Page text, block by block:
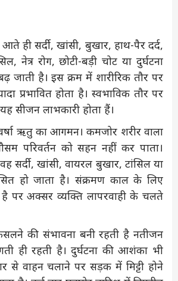
ही सर्दी, खांसी, बुखार, हाथ-पैर दर्द,
नेत्र रोग, छोटी-बड़ी चोट या दुर्घटना
है। इस क्रम में शारीरिक तौर पर
प्रभावित होता है। स्वभाविक तौर पर
सीजन लाभकारी होता हैं।
ऋतु का आगमन। कमजोर शरीर वाला
परिवर्तन को सहन नहीं कर पाता।
सर्दी, खांसी, वायरल बुखार, टांसिल या
हो जाता है। संक्रमण काल के लिए
पर अक्सर व्यक्ति लापरवाही के चलते
की संभावना बनी रहती है नतीजन
ही रहती है। दुर्घटना की आशंका भी
से वाहन चलाने पर सड़क में मिट्टी होने